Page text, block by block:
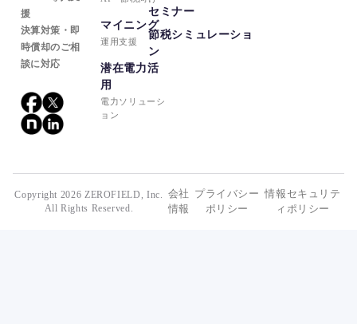
援
決算対策・即
時償却のご相
談に対応
マイニング
潜在電力活
用
セミナー
節税シミュレーショ
ン
Copyright 2026 ZEROFIELD, Inc.
All Rights Reserved.
会社
情報
プライバシー
ポリシー
情報セキュリテ
ィポリシー